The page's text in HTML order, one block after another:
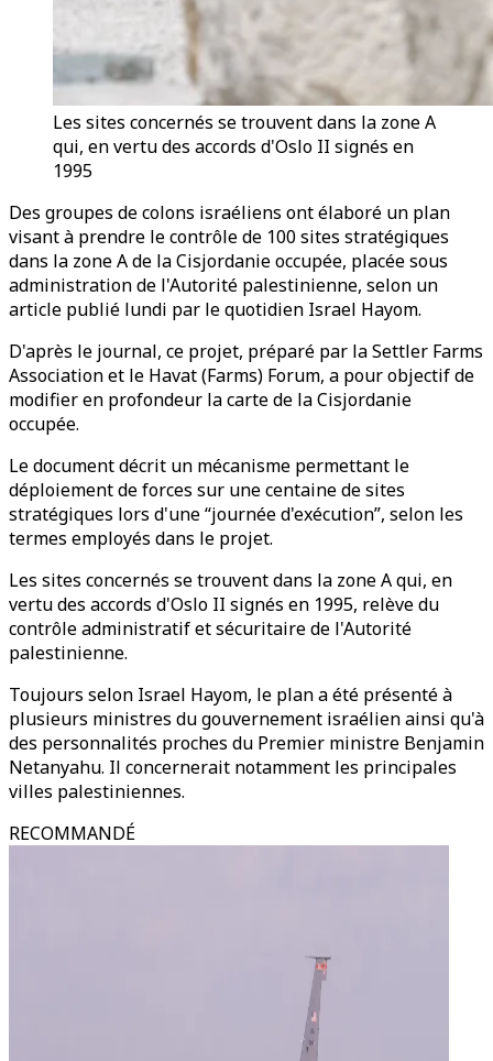
Les sites concernés se trouvent dans la zone A
qui, en vertu des accords d'Oslo II signés en
1995
Des groupes de colons israéliens ont élaboré un plan
visant à prendre le contrôle de 100 sites stratégiques
dans la zone A de la Cisjordanie occupée, placée sous
administration de l'Autorité palestinienne, selon un
article publié lundi par le quotidien Israel Hayom.
D'après le journal, ce projet, préparé par la Settler Farms
Association et le Havat (Farms) Forum, a pour objectif de
modifier en profondeur la carte de la Cisjordanie
occupée.
Le document décrit un mécanisme permettant le
déploiement de forces sur une centaine de sites
stratégiques lors d'une “journée d'exécution”, selon les
termes employés dans le projet.
Les sites concernés se trouvent dans la zone A qui, en
vertu des accords d'Oslo II signés en 1995, relève du
contrôle administratif et sécuritaire de l'Autorité
palestinienne.
Toujours selon Israel Hayom, le plan a été présenté à
plusieurs ministres du gouvernement israélien ainsi qu'à
des personnalités proches du Premier ministre Benjamin
Netanyahu. Il concernerait notamment les principales
villes palestiniennes.
RECOMMANDÉ